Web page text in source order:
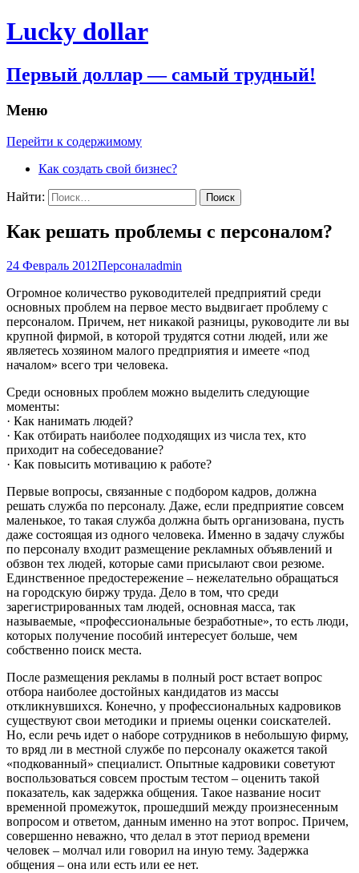
Lucky dollar
Первый доллар — самый трудный!
Меню
Перейти к содержимому
Как создать свой бизнес?
Найти:
Как решать проблемы с персоналом?
24 Февраль 2012Персоналadmin
Огромное количество руководителей предприятий среди
основных проблем на первое место выдвигает проблему с
персоналом. Причем, нет никакой разницы, руководите ли вы
крупной фирмой, в которой трудятся сотни людей, или же
являетесь хозяином малого предприятия и имеете «под
началом» всего три человека.
Среди основных проблем можно выделить следующие
моменты:
· Как нанимать людей?
· Как отбирать наиболее подходящих из числа тех, кто
приходит на собеседование?
· Как повысить мотивацию к работе?
Первые вопросы, связанные с подбором кадров, должна
решать служба по персоналу. Даже, если предприятие совсем
маленькое, то такая служба должна быть организована, пусть
даже состоящая из одного человека. Именно в задачу службы
по персоналу входит размещение рекламных объявлений и
обзвон тех людей, которые сами присылают свои резюме.
Единственное предостережение – нежелательно обращаться
на городскую биржу труда. Дело в том, что среди
зарегистрированных там людей, основная масса, так
называемые, «профессиональные безработные», то есть люди,
которых получение пособий интересует больше, чем
собственно поиск места.
После размещения рекламы в полный рост встает вопрос
отбора наиболее достойных кандидатов из массы
откликнувшихся. Конечно, у профессиональных кадровиков
существуют свои методики и приемы оценки соискателей.
Но, если речь идет о наборе сотрудников в небольшую фирму,
то вряд ли в местной службе по персоналу окажется такой
«подкованный» специалист. Опытные кадровики советуют
воспользоваться совсем простым тестом – оценить такой
показатель, как задержка общения. Такое название носит
временной промежуток, прошедший между произнесенным
вопросом и ответом, данным именно на этот вопрос. Причем,
совершенно неважно, что делал в этот период времени
человек – молчал или говорил на иную тему. Задержка
общения – она или есть или ее нет.